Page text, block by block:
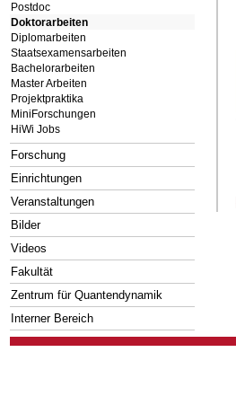
Postdoc
Doktorarbeiten
Diplomarbeiten
Staatsexamensarbeiten
Bachelorarbeiten
Master Arbeiten
Projektpraktika
MiniForschungen
HiWi Jobs
Forschung
Einrichtungen
Veranstaltungen
Bilder
Videos
Fakultät
Zentrum für Quantendynamik
Interner Bereich